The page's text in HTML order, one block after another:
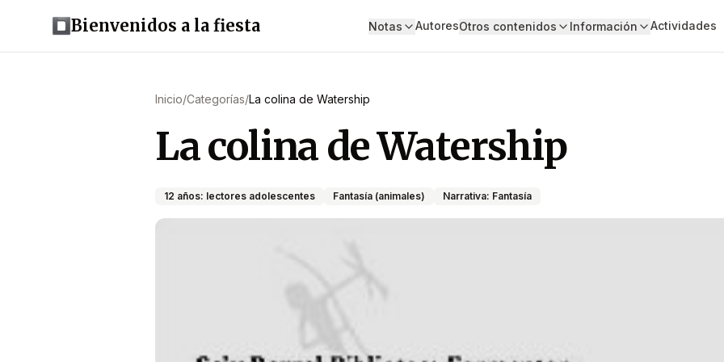
Bienvenidos a la fiesta Notas AutoresOtros contenidos Información Actividades
Inicio/Categorías/La colina de Watership
La colina de Watership
12 años: lectores adolescentes Fantasía (animales) Narrativa: Fantasía